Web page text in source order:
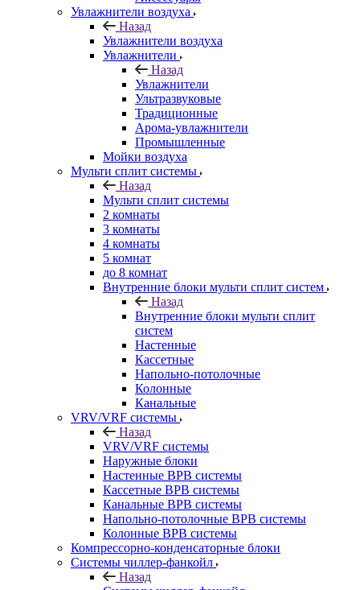
Увлажнители воздуха
Назад
Увлажнители воздуха
Увлажнители
Назад
Увлажнители
Ультразвуковые
Традиционные
Арома-увлажнители
Промышленные
Мойки воздуха
Мульти сплит системы
Назад
Мульти сплит системы
2 комнаты
3 комнаты
4 комнаты
5 комнат
до 8 комнат
Внутренние блоки мульти сплит систем
Назад
Внутренние блоки мульти сплит
систем
Настенные
Кассетные
Напольно-потолочные
Колонные
Канальные
VRV/VRF системы
Назад
VRV/VRF системы
Наружные блоки
Настенные ВРВ системы
Кассетные ВРВ системы
Канальные ВРВ системы
Напольно-потолочные ВРВ системы
Колонные ВРВ системы
Компрессорно-конденсаторные блоки
Системы чиллер-фанкойл
Назад